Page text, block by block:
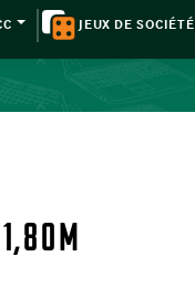
JEUX DE SOCIÉTÉ